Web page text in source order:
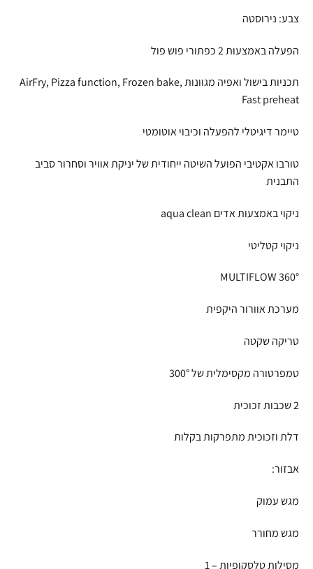
צבע: נירוסטה
הפעלה באמצעות 2 כפתורי פוש פול
תכניות בישול ואפיה מגוונות AirFry, Pizza function, Frozen bake,
Fast preheat
טיימר דיגיטלי להפעלה וכיבוי אוטומטי
טורבו אקטיבי הפועל השיטה ייחודית של יניקת אוויר וסחרור סביב
התבנית
ניקוי באמצעות אדים aqua clean
ניקוי קטליטי
MULTIFLOW 360°
מערכת אוורור היקפית
טריקה שקטה
טמפרטורה מקסימלית של 300°
2 שכבות זכוכית
דלת וזכוכית מתפרקות בקלות
אבזור:
מגש עמוק
מגש מחורר
מסילות טלסקופיות – 1